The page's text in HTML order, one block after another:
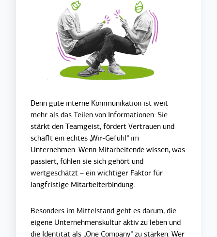
Denn gute interne Kommunikation ist weit
mehr als das Teilen von Informationen. Sie
stärkt den Teamgeist, fördert Vertrauen und
schafft ein echtes „Wir-Gefühl“ im
Unternehmen. Wenn Mitarbeitende wissen, was
passiert, fühlen sie sich gehört und
wertgeschätzt – ein wichtiger Faktor für
langfristige Mitarbeiterbindung.
Besonders im Mittelstand geht es darum, die
eigene Unternehmenskultur aktiv zu leben und
die Identität als „One Company“ zu stärken. Wer